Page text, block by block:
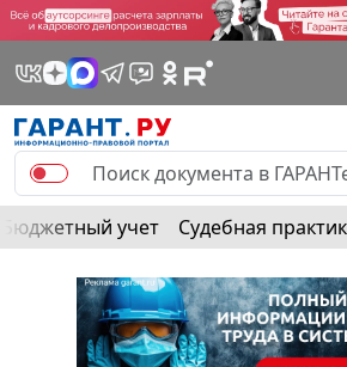
Бюджетный учет Судебная